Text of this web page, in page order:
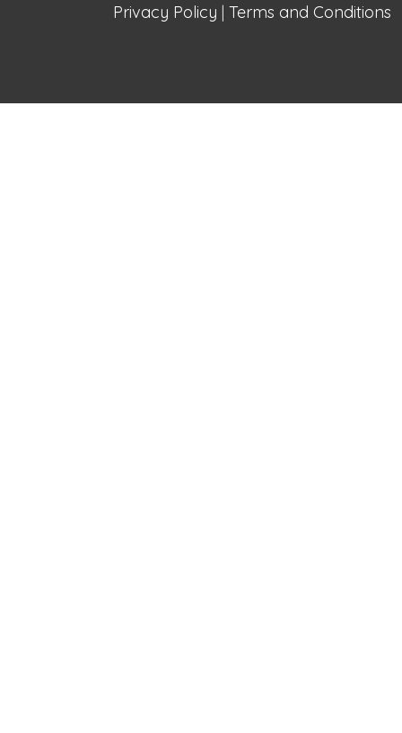
Privacy Policy | Terms and Conditions